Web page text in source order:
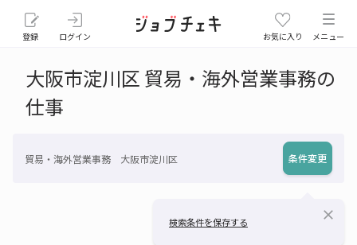
登録 ログイン お気に入り メニュー
大阪市淀川区 貿易・海外営業事務の
仕事
貿易・海外営業事務 大阪市淀川区 条件変更
検索条件を保存する close